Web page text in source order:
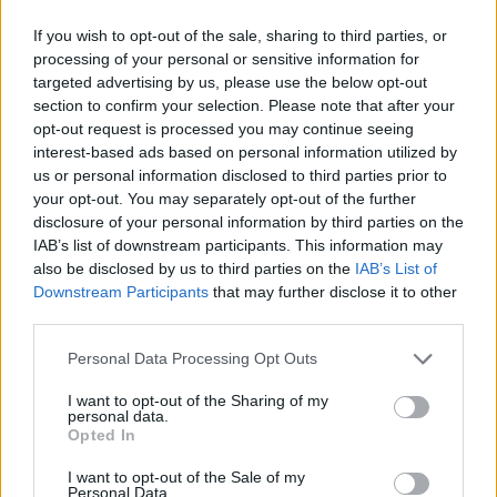
If you wish to opt-out of the sale, sharing to third parties, or
processing of your personal or sensitive information for
targeted advertising by us, please use the below opt-out
section to confirm your selection. Please note that after your
opt-out request is processed you may continue seeing
interest-based ads based on personal information utilized by
us or personal information disclosed to third parties prior to
your opt-out. You may separately opt-out of the further
disclosure of your personal information by third parties on the
IAB’s list of downstream participants. This information may
also be disclosed by us to third parties on the IAB’s List of
Downstream Participants that may further disclose it to other
Personal Data Processing Opt Outs
I want to opt-out of the Sharing of my
personal data.
Opted In
I want to opt-out of the Sale of my
Personal Data.
AUDIENCIAS ESTRENOS STREAMING
GENTE TV CONCURSOS REALITIES
Ver perfil
@teletextopuntocom Ver perfil
🏆🎬🎾MEJORES Series de DEPORTES